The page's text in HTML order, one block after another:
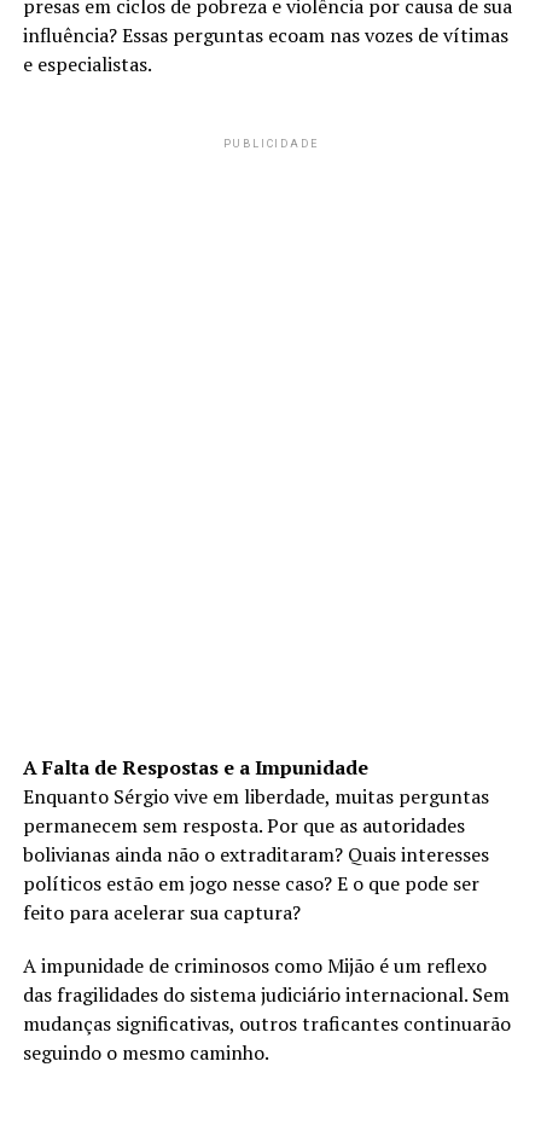
presas em ciclos de pobreza e violência por causa de sua
influência? Essas perguntas ecoam nas vozes de vítimas
e especialistas.
PUBLICIDADE
A Falta de Respostas e a Impunidade
Enquanto Sérgio vive em liberdade, muitas perguntas
permanecem sem resposta. Por que as autoridades
bolivianas ainda não o extraditaram? Quais interesses
políticos estão em jogo nesse caso? E o que pode ser
feito para acelerar sua captura?
A impunidade de criminosos como Mijão é um reflexo
das fragilidades do sistema judiciário internacional. Sem
mudanças significativas, outros traficantes continuarão
seguindo o mesmo caminho.